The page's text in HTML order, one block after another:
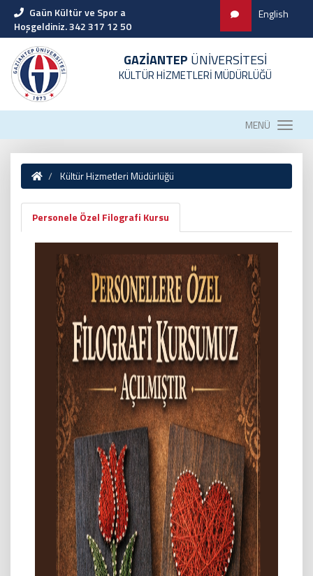
Gaün Kültür ve Spor a
Hoşgeldiniz. 342 317 12 50
English
GAZİANTEP ÜNİVERSİTESİ
KÜLTÜR HİZMETLERİ MÜDÜRLÜĞÜ
MENÜ
Kültür Hizmetleri Müdürlüğü
Personele Özel Filografi Kursu